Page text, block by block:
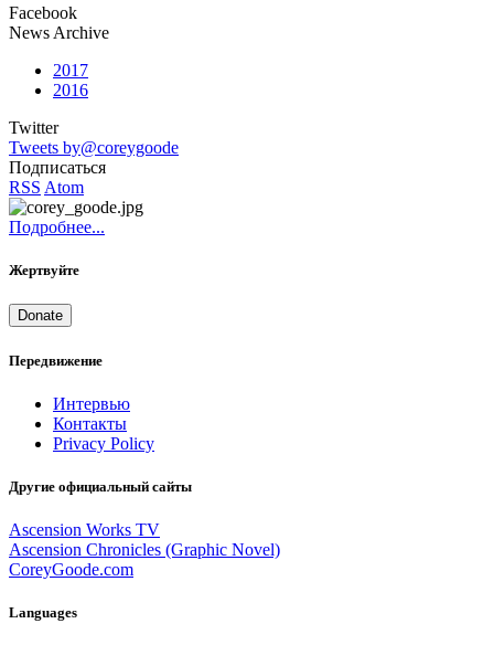
Facebook
News Archive
2017
2016
Twitter
Tweets by@coreygoode
Подписаться
RSS Atom
Подробнее...
Жертвуйте
Donate
Передвижение
Интервью
Контакты
Privacy Policy
Другие официальный сайты
Ascension Works TV
Ascension Chronicles (Graphic Novel)
CoreyGoode.com
Languages